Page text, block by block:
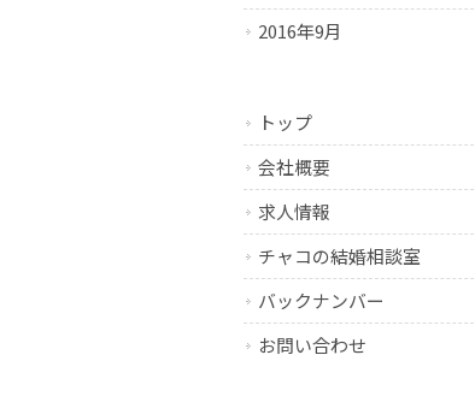
2016年9月
トップ
会社概要
求人情報
チャコの結婚相談室
バックナンバー
お問い合わせ